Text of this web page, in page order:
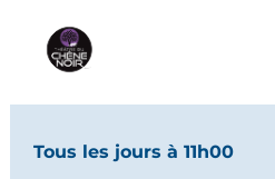
Tous les jours à 11h00